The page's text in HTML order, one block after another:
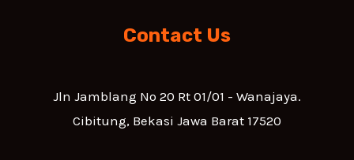
Contact Us
Jln Jamblang No 20 Rt 01/01 - Wanajaya.
Cibitung, Bekasi Jawa Barat 17520